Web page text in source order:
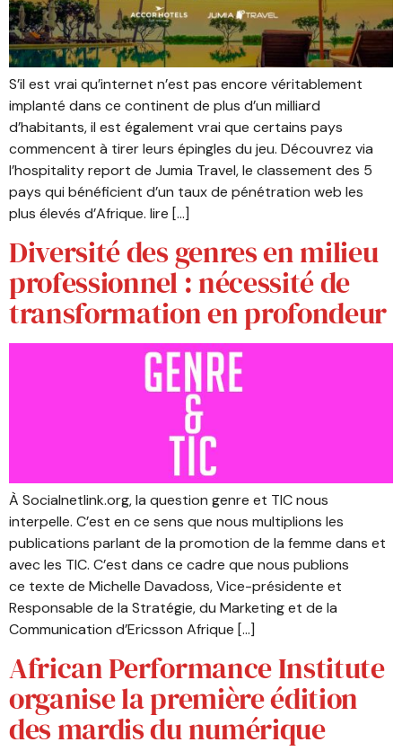
S’il est vrai qu’internet n’est pas encore véritablement
implanté dans ce continent de plus d’un milliard
d’habitants, il est également vrai que certains pays
commencent à tirer leurs épingles du jeu. Découvrez via
l’hospitality report de Jumia Travel, le classement des 5
pays qui bénéficient d’un taux de pénétration web les
plus élevés d’Afrique. lire […]
Diversité des genres en milieu
professionnel : nécessité de
transformation en profondeur
À Socialnetlink.org, la question genre et TIC nous
interpelle. C’est en ce sens que nous multiplions les
publications parlant de la promotion de la femme dans et
avec les TIC. C’est dans ce cadre que nous publions
ce texte de Michelle Davadoss, Vice-présidente et
Responsable de la Stratégie, du Marketing et de la
Communication d’Ericsson Afrique […]
African Performance Institute
organise la première édition
des mardis du numérique